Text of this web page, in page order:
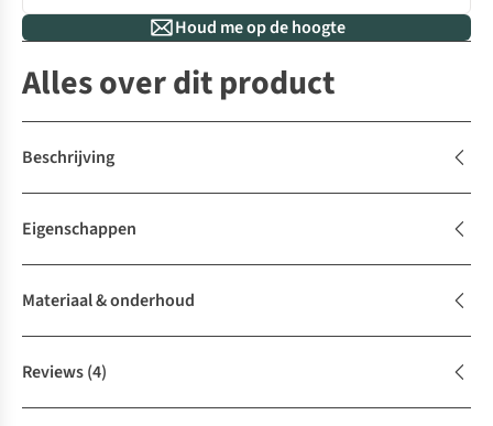
Houd me op de hoogte
Alles over dit product
Beschrijving
Eigenschappen
Materiaal & onderhoud
Reviews(4)